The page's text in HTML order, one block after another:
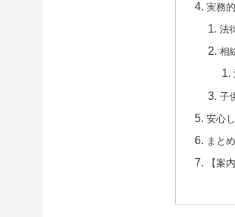
実務
法
相
子
安心
まと
【案